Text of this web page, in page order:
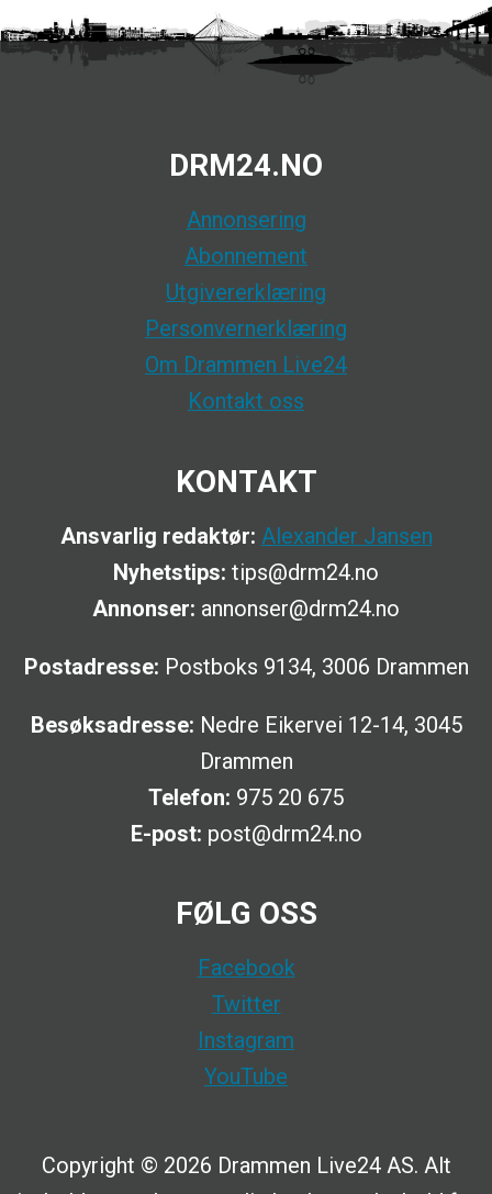
DRM24.NO
Annonsering
Abonnement
Utgivererklæring
Personvernerklæring
Om Drammen Live24
Kontakt oss
KONTAKT
Ansvarlig redaktør: Alexander Jansen
Nyhetstips: tips@drm24.no
Annonser: annonser@drm24.no
Postadresse: Postboks 9134, 3006 Drammen
Besøksadresse: Nedre Eikervei 12-14, 3045
Drammen
Telefon: 975 20 675
E-post: post@drm24.no
FØLG OSS
Facebook
Twitter
Instagram
YouTube
Copyright © 2026 Drammen Live24 AS. Alt